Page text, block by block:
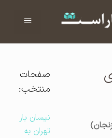
فهرست
صفحات
منتخب:
نیسان بار
تهران به